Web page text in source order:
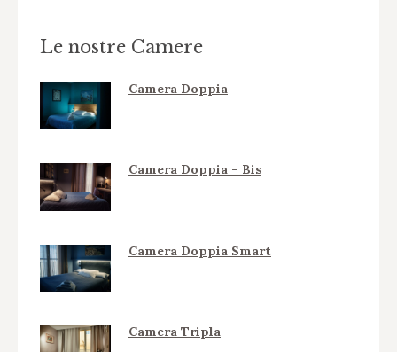
Le nostre Camere
Camera Doppia
Camera Doppia – Bis
Camera Doppia Smart
Camera Tripla